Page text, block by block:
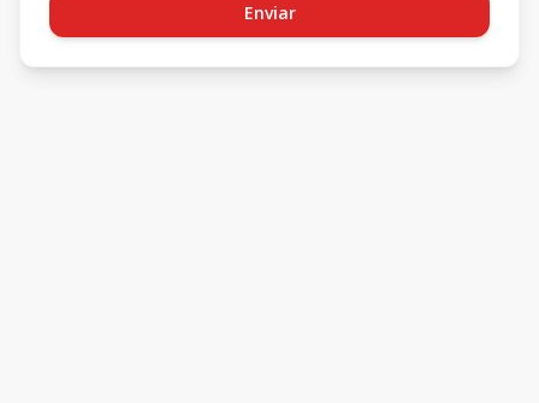
Enviar